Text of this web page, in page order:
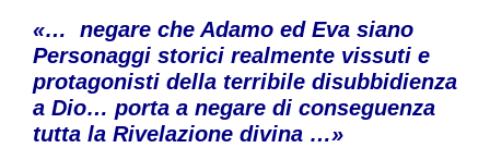
«… negare che Adamo ed Eva siano
Personaggi storici realmente vissuti e
protagonisti della terribile disubbidienza
a Dio… porta a negare di conseguenza
tutta la Rivelazione divina …»